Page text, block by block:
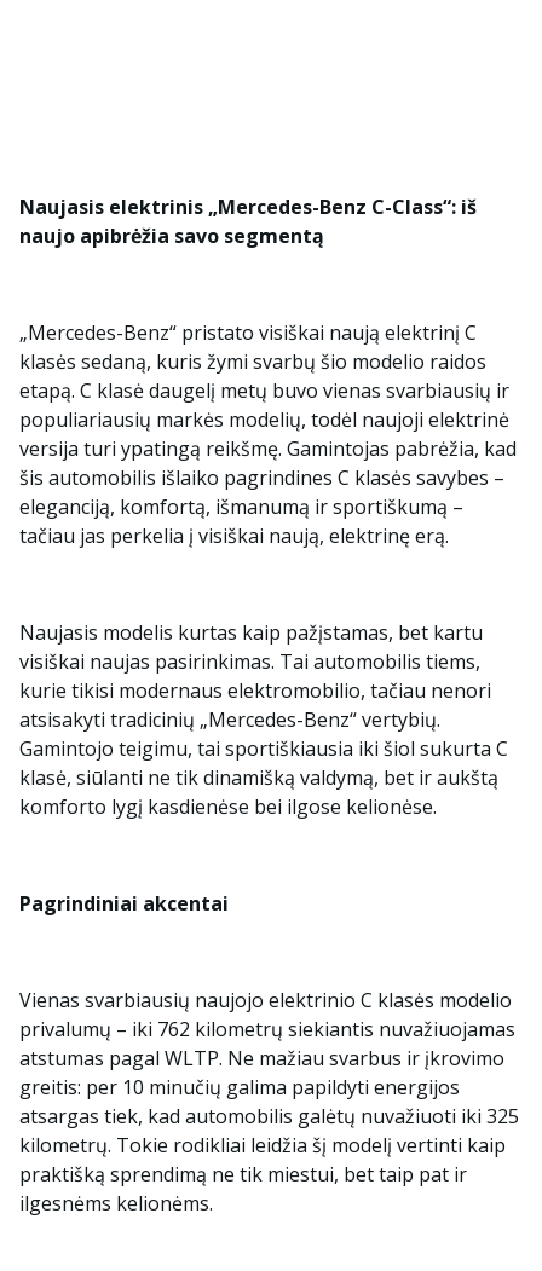
Naujasis elektrinis „Mercedes-Benz C-Class“: iš
naujo apibrėžia savo segmentą
„Mercedes-Benz“ pristato visiškai naują elektrinį C
klasės sedaną, kuris žymi svarbų šio modelio raidos
etapą. C klasė daugelį metų buvo vienas svarbiausių ir
populiariausių markės modelių, todėl naujoji elektrinė
versija turi ypatingą reikšmę. Gamintojas pabrėžia, kad
šis automobilis išlaiko pagrindines C klasės savybes –
eleganciją, komfortą, išmanumą ir sportiškumą –
tačiau jas perkelia į visiškai naują, elektrinę erą.
Naujasis modelis kurtas kaip pažįstamas, bet kartu
visiškai naujas pasirinkimas. Tai automobilis tiems,
kurie tikisi modernaus elektromobilio, tačiau nenori
atsisakyti tradicinių „Mercedes-Benz“ vertybių.
Gamintojo teigimu, tai sportiškiausia iki šiol sukurta C
klasė, siūlanti ne tik dinamišką valdymą, bet ir aukštą
komforto lygį kasdienėse bei ilgose kelionėse.
Pagrindiniai akcentai
Vienas svarbiausių naujojo elektrinio C klasės modelio
privalumų – iki 762 kilometrų siekiantis nuvažiuojamas
atstumas pagal WLTP. Ne mažiau svarbus ir įkrovimo
greitis: per 10 minučių galima papildyti energijos
atsargas tiek, kad automobilis galėtų nuvažiuoti iki 325
kilometrų. Tokie rodikliai leidžia šį modelį vertinti kaip
praktišką sprendimą ne tik miestui, bet taip pat ir
ilgesnėms kelionėms.